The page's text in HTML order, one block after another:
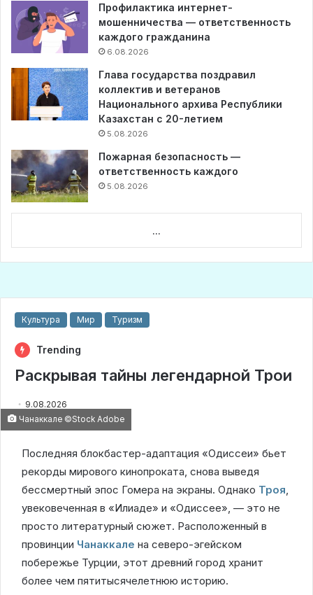
Профилактика интернет-
мошенничества — ответственность
каждого гражданина
6.08.2026
Глава государства поздравил
коллектив и ветеранов
Национального архива Республики
Казахстан с 20-летием
5.08.2026
Пожарная безопасность —
ответственность каждого
5.08.2026
...